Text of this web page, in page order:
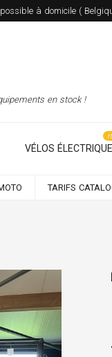
à domicile (
en stock !
VÉLOS
TARIFS